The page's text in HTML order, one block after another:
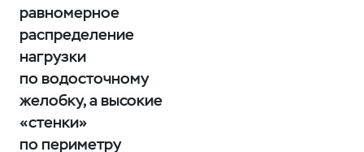
равномерное
распределение
нагрузки
по водосточному
желобку, а высокие
«стенки»
по периметру